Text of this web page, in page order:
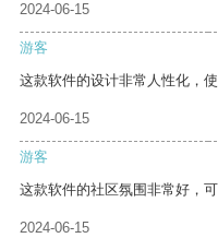
2024-06-15
游客
这款软件的设计非常人性化，使
2024-06-15
游客
这款软件的社区氛围非常好，
2024-06-15